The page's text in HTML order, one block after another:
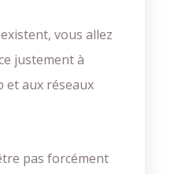
vous allez
justement à
et aux réseaux
pas forcément